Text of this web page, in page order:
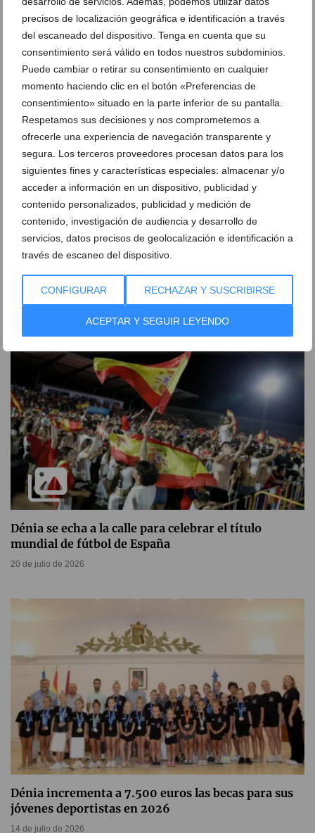
precisos de localización geográfica e identificación a través
del escaneado del dispositivo. Tenga en cuenta que su
consentimiento será válido en todos nuestros subdominios.
Puede cambiar o retirar su consentimiento en cualquier
momento haciendo clic en el botón «Preferencias de
consentimiento» situado en la parte inferior de su pantalla.
Respetamos sus decisiones y nos comprometemos a
ofrecerle una experiencia de navegación transparente y
segura. Los terceros proveedores procesan datos para los
siguientes fines y características especiales: almacenar y/o
acceder a información en un dispositivo, publicidad y
contenido personalizados, publicidad y medición de
contenido, investigación de audiencia y desarrollo de
servicios, datos precisos de geolocalización e identificación a
través de escaneo del dispositivo.
CONFIGURAR RECHAZAR Y SUSCRIBIRSE
ACEPTAR Y SEGUIR LEYENDO
Campeonato de España Infantil
21 de julio de 2026
Dénia estrena 60.000 euros en ayudas para eventos
deportivos y refuerza el apoyo a clubes locales
Dénia se echa a la calle para celebrar el título
mundial de fútbol de España
20 de julio de 2026
Dénia incrementa a 7.500 euros las becas para sus
jóvenes deportistas en 2026
14 de julio de 2026